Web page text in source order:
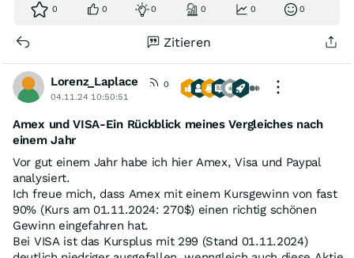
0 0 0 0 0 0
Zitieren
Lorenz_Laplace
0
04.11.24 10:50:51
Amex und VISA-Ein Rückblick meines Vergleiches nach
einem Jahr
Vor gut einem Jahr habe ich hier Amex, Visa und Paypal
analysiert.
Ich freue mich, dass Amex mit einem Kursgewinn von fast
90% (Kurs am 01.11.2024: 270$) einen richtig schönen
Gewinn eingefahren hat.
Bei VISA ist das Kursplus mit 299 (Stand 01.11.2024)